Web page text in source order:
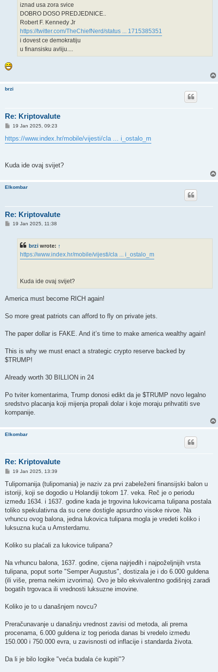
iznad usa zora svice
DOBRO DOSO PREDJEDNICE..
Robert F. Kennedy Jr
https://twitter.com/TheChiefNerd/status ... 1715385351
i dovest ce demokratiju
u finansisku avliju....
brzi
Re: Kriptovalute
P
s
t
19 Jan 2025, 09:23
https://www.index.hr/mobile/vijesti/cla ... i_ostalo_m
Kuda ide ovaj svijet?
Elkombar
Re: Kriptovalute
P19 Jan 2025, 11:38
brzi wrote: ↑
https://www.index.hr/mobile/vijesti/cla ... i_ostalo_m
Kuda ide ovaj svijet?
America must become RICH again!
So more great patriots can afford to fly on private jets.
The paper dollar is FAKE. And it’s time to make america wealthy again!
This is why we must enact a strategic crypto reserve backed by
$TRUMP!
Already worth 30 BILLION in 24
Po tviter komentarima, Trump donosi edikt da je $TRUMP novo legalno
sredstvo placanja koji mijenja propali dolar i koje moraju prihvatiti sve
kompanije.
Elkombar
Re: Kriptovalute
P
s
19 Jan 2025, 13:39
Tulipomanija (tulipomania) je naziv za prvi zabeleženi finansijski balon u
istoriji, koji se dogodio u Holandiji tokom 17. veka. Reč je o periodu
između 1634. i 1637. godine kada je trgovina lukovicama tulipana postala
toliko spekulativna da su cene dostigle apsurdno visoke nivoe. Na
vrhuncu ovog balona, jedna lukovica tulipana mogla je vredeti koliko i
luksuzna kuća u Amsterdamu.
Koliko su plaćali za lukovice tulipana?
Na vrhuncu balona, 1637. godine, cijena najrjeđih i najpoželjnijih vrsta
tulipana, poput sorte "Semper Augustus", dostizala je i do 6.000 guldena
(ili više, prema nekim izvorima). Ovo je bilo ekvivalentno godišnjoj zaradi
bogatih trgovaca ili vrednosti luksuzne imovine.
Koliko je to u današnjem novcu?
Preračunavanje u današnju vrednost zavisi od metoda, ali prema
procenama, 6.000 guldena iz tog perioda danas bi vredelo između
150.000 i 750.000 evra, u zavisnosti od inflacije i standarda života.
Da li je bilo logike "veća budala će kupiti"?